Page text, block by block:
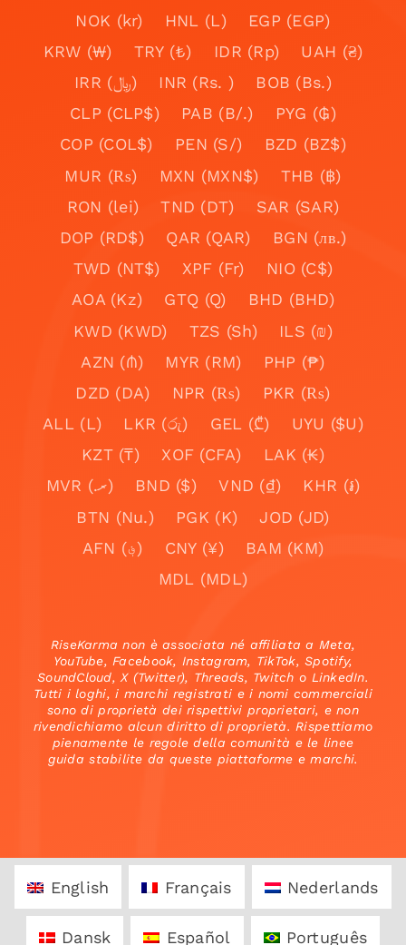
NOK (kr)
HNL (L)
EGP (EGP)
KRW (₩)
TRY (₺) IDR (Rp)
UAH (₴)
IRR (﷼)
INR (Rs. )
BOB (Bs.)
CLP (CLP$)
PAB (B/.)
PYG (₲)
COP (COL$)
PEN (S/)
BZD (BZ$)
MUR (₨)
MXN (MXN$)
THB (฿)
RON (lei)
TND (DT)
SAR (SAR)
DOP (RD$)
QAR (QAR)
BGN (лв.)
TWD (NT$)
XPF (Fr)
NIO (C$)
AOA (Kz)
GTQ (Q)
BHD (BHD)
KWD (KWD)
TZS (Sh)
ILS (₪)
AZN (₼)
MYR (RM)
PHP (₱)
DZD (DA)
NPR (₨)
PKR (₨)
ALL (L)
LKR (රු) GEL (₾)
UYU ($U)
KZT (₸)
XOF (CFA)
LAK (₭)
MVR (.ރ)
BND ($) VND (₫)
KHR (៛)
BTN (Nu.)
PGK (K)
JOD (JD)
AFN (؋)
CNY (¥)
BAM (KM)
MDL (MDL)
RiseKarma non è associata né affiliata a Meta,
YouTube, Facebook, Instagram, TikTok, Spotify,
SoundCloud, X (Twitter), Threads, Twitch o LinkedIn.
Tutti i loghi, i marchi registrati e i nomi commerciali
sono di proprietà dei rispettivi proprietari, e non
rivendichiamo alcun diritto di proprietà. Rispettiamo
pienamente le regole della comunità e le linee
guida stabilite da queste piattaforme e marchi.
English Français Nederlands
Dansk Español Português